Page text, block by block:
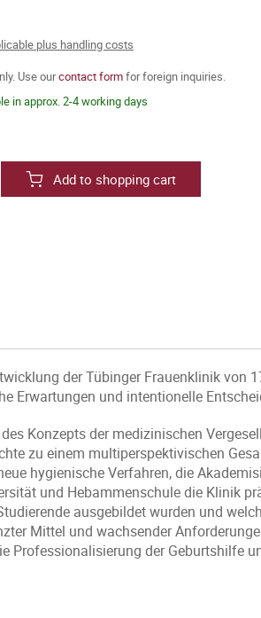
plus handling costs
Use ourcontact formfor foreign inquiries.
in approx. 2-4 working days
Add to shopping cart
der Tübinger Frauenklinik von
Erwartungen und intentionelle
Konzepts der medizinischen
zu einem multiperspektivischen
hygienische Verfahren, die
und Hebammenschule die Klinik
ausgebildet wurden und
Mittel und wachsender
Professionalisierung der Geburtshilfe